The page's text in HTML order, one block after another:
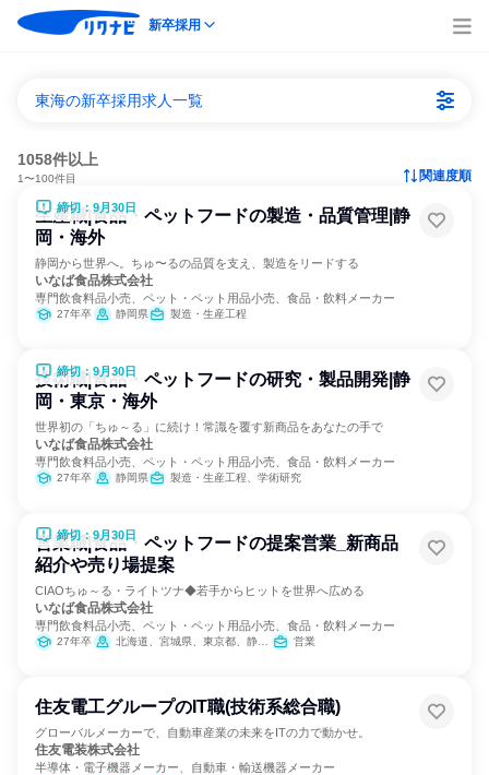
新卒採用
東海の新卒採用求人一覧
1058件以上
1〜100件目 関連度順
締切：9月30日
生産職|食品・ペットフードの製造・品質管理|静
岡・海外
静岡から世界へ。ちゅ〜るの品質を支え、製造をリードする
いなば食品株式会社
専門飲食料品小売、ペット・ペット用品小売、食品・飲料メーカー
27年卒 静岡県 製造・生産工程
締切：9月30日
技術職|食品・ペットフードの研究・製品開発|静
岡・東京・海外
世界初の「ちゅ～る」に続け！常識を覆す新商品をあなたの手で
いなば食品株式会社
専門飲食料品小売、ペット・ペット用品小売、食品・飲料メーカー
27年卒 静岡県 製造・生産工程、学術研究
締切：9月30日
営業職|食品・ペットフードの提案営業_新商品
紹介や売り場提案
CIAOちゅ～る・ライトツナ◆若手からヒットを世界へ広める
いなば食品株式会社
専門飲食料品小売、ペット・ペット用品小売、食品・飲料メーカー
27年卒 北海道、宮城県、東京都、静岡県、愛知県、大阪府、広島県、福岡県 営業
住友電工グループのIT職(技術系総合職)
グローバルメーカーで、自動車産業の未来をITの力で動かせ。
住友電装株式会社
半導体・電子機器メーカー、自動車・輸送機器メーカー